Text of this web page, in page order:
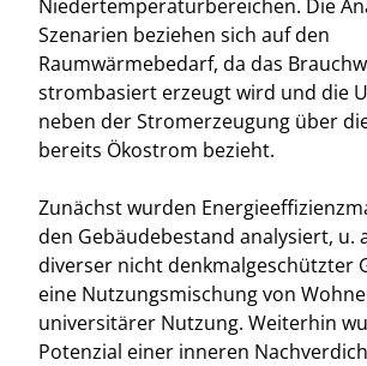
Niedertemperaturbereichen. Die
Szenarien beziehen sich auf den
Raumwärmebedarf, da das
strombasiert erzeugt wird und die
neben der Stromerzeugung über
bereits Ökostrom bezieht.
Zunächst wurden
den Gebäudebestand analysiert, u.
diverser nicht denkmalgeschützter
eine Nutzungsmischung von
universitärer Nutzung. Weiterhin
Potenzial einer inneren